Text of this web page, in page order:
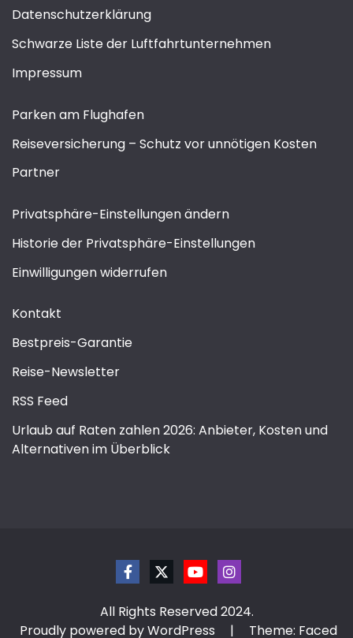
Datenschutzerklärung
Schwarze Liste der Luftfahrtunternehmen
Impressum
Parken am Flughafen
Reiseversicherung – Schutz vor unnötigen Kosten
Partner
Privatsphäre-Einstellungen ändern
Historie der Privatsphäre-Einstellungen
Einwilligungen widerrufen
Kontakt
Bestpreis-Garantie
Reise-Newsletter
RSS Feed
Urlaub auf Raten zahlen 2026: Anbieter, Kosten und
Alternativen im Überblick
All Rights Reserved 2024.
Proudly powered by WordPress
| Theme: Faced